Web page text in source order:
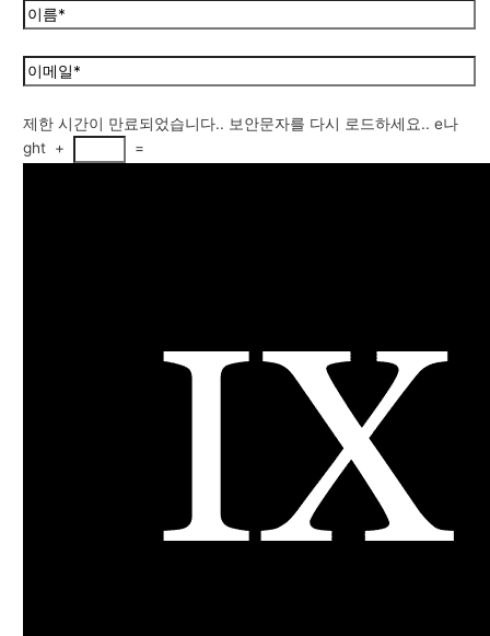
제한 시간이 만료되었습니다.. 보안문자를 다시 로드하세요.. e나
ght + =